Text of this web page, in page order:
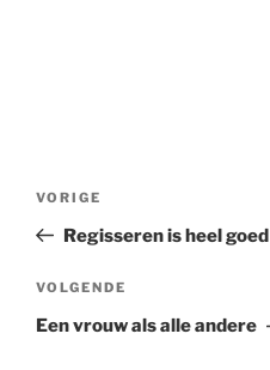
Vorig
bericht
VORIGE
Regisseren is heel
Volgend
bericht
VOLGENDE
Een vrouw als alle andere